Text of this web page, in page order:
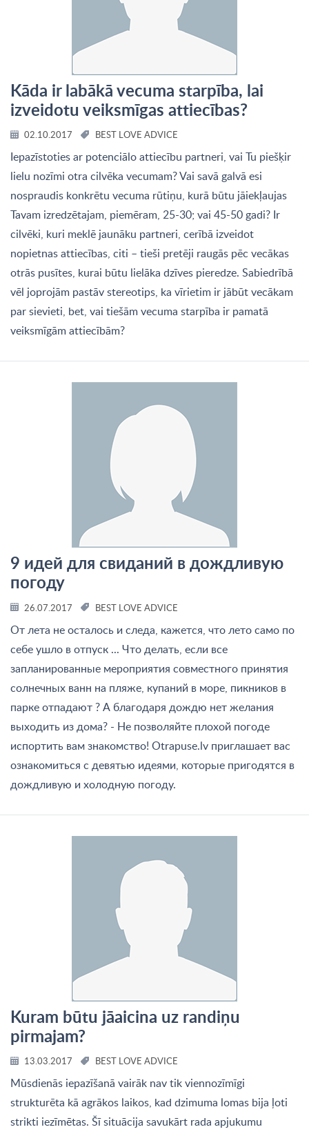
Kāda ir labākā vecuma starpība, lai
izveidotu veiksmīgas attiecības?
02.10.2017 BEST LOVE ADVICE
Iepazīstoties ar potenciālo attiecību partneri, vai Tu piešķir
lielu nozīmi otra cilvēka vecumam? Vai savā galvā esi
nospraudis konkrētu vecuma rūtiņu, kurā būtu jāiekļaujas
Tavam izredzētajam, piemēram, 25-30; vai 45-50 gadi? Ir
cilvēki, kuri meklē jaunāku partneri, cerībā izveidot
nopietnas attiecības, citi – tieši pretēji raugās pēc vecākas
otrās pusītes, kurai būtu lielāka dzīves pieredze. Sabiedrībā
vēl joprojām pastāv stereotips, ka vīrietim ir jābūt vecākam
par sievieti, bet, vai tiešām vecuma starpība ir pamatā
veiksmīgām attiecībām?
9 идей для свиданий в дождливую
погоду
26.07.2017 BEST LOVE ADVICE
От лета не осталось и следа, кажется, что лето само по
себе ушло в отпуск ... Что делать, если все
запланированные мероприятия совместного принятия
солнечных ванн на пляже, купаний в море, пикников в
парке отпадают ? А благодаря дождю нет желания
выходить из дома? - Не позволяйте плохой погоде
испортить вам знакомство! Otrapuse.lv приглашает вас
ознакомиться с девятью идеями, которые пригодятся в
дождливую и холодную погоду.
Kuram būtu jāaicina uz randiņu
pirmajam?
13.03.2017 BEST LOVE ADVICE
Mūsdienās iepazīšanā vairāk nav tik viennozīmīgi
strukturēta kā agrākos laikos, kad dzimuma lomas bija ļoti
strikti iezīmētas. Šī situācija savukārt rada apjukumu